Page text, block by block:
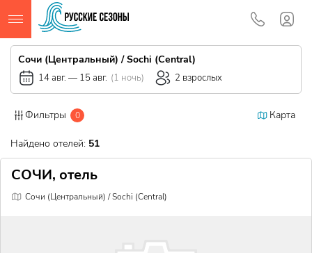
Сочи (Центральный) / Sochi (Central)
14 авг. — 15 авг. (1 ночь) 2 взрослых
Фильтры 0 Карта
Найдено отелей: 51
СОЧИ, отель
Сочи (Центральный) / Sochi (Central)